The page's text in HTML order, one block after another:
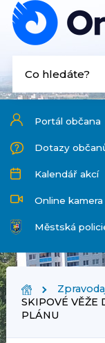
Portál občana
Dotazy
Kalendář akcí
Online kamera
Městská
SKIPOVÉ VĚŽE
PLÁNU